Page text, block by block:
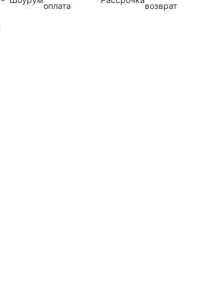
оплата
возврат